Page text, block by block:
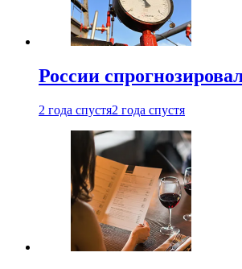
России
2 года спустя2 года спустя